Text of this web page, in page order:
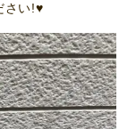
さい!♥️